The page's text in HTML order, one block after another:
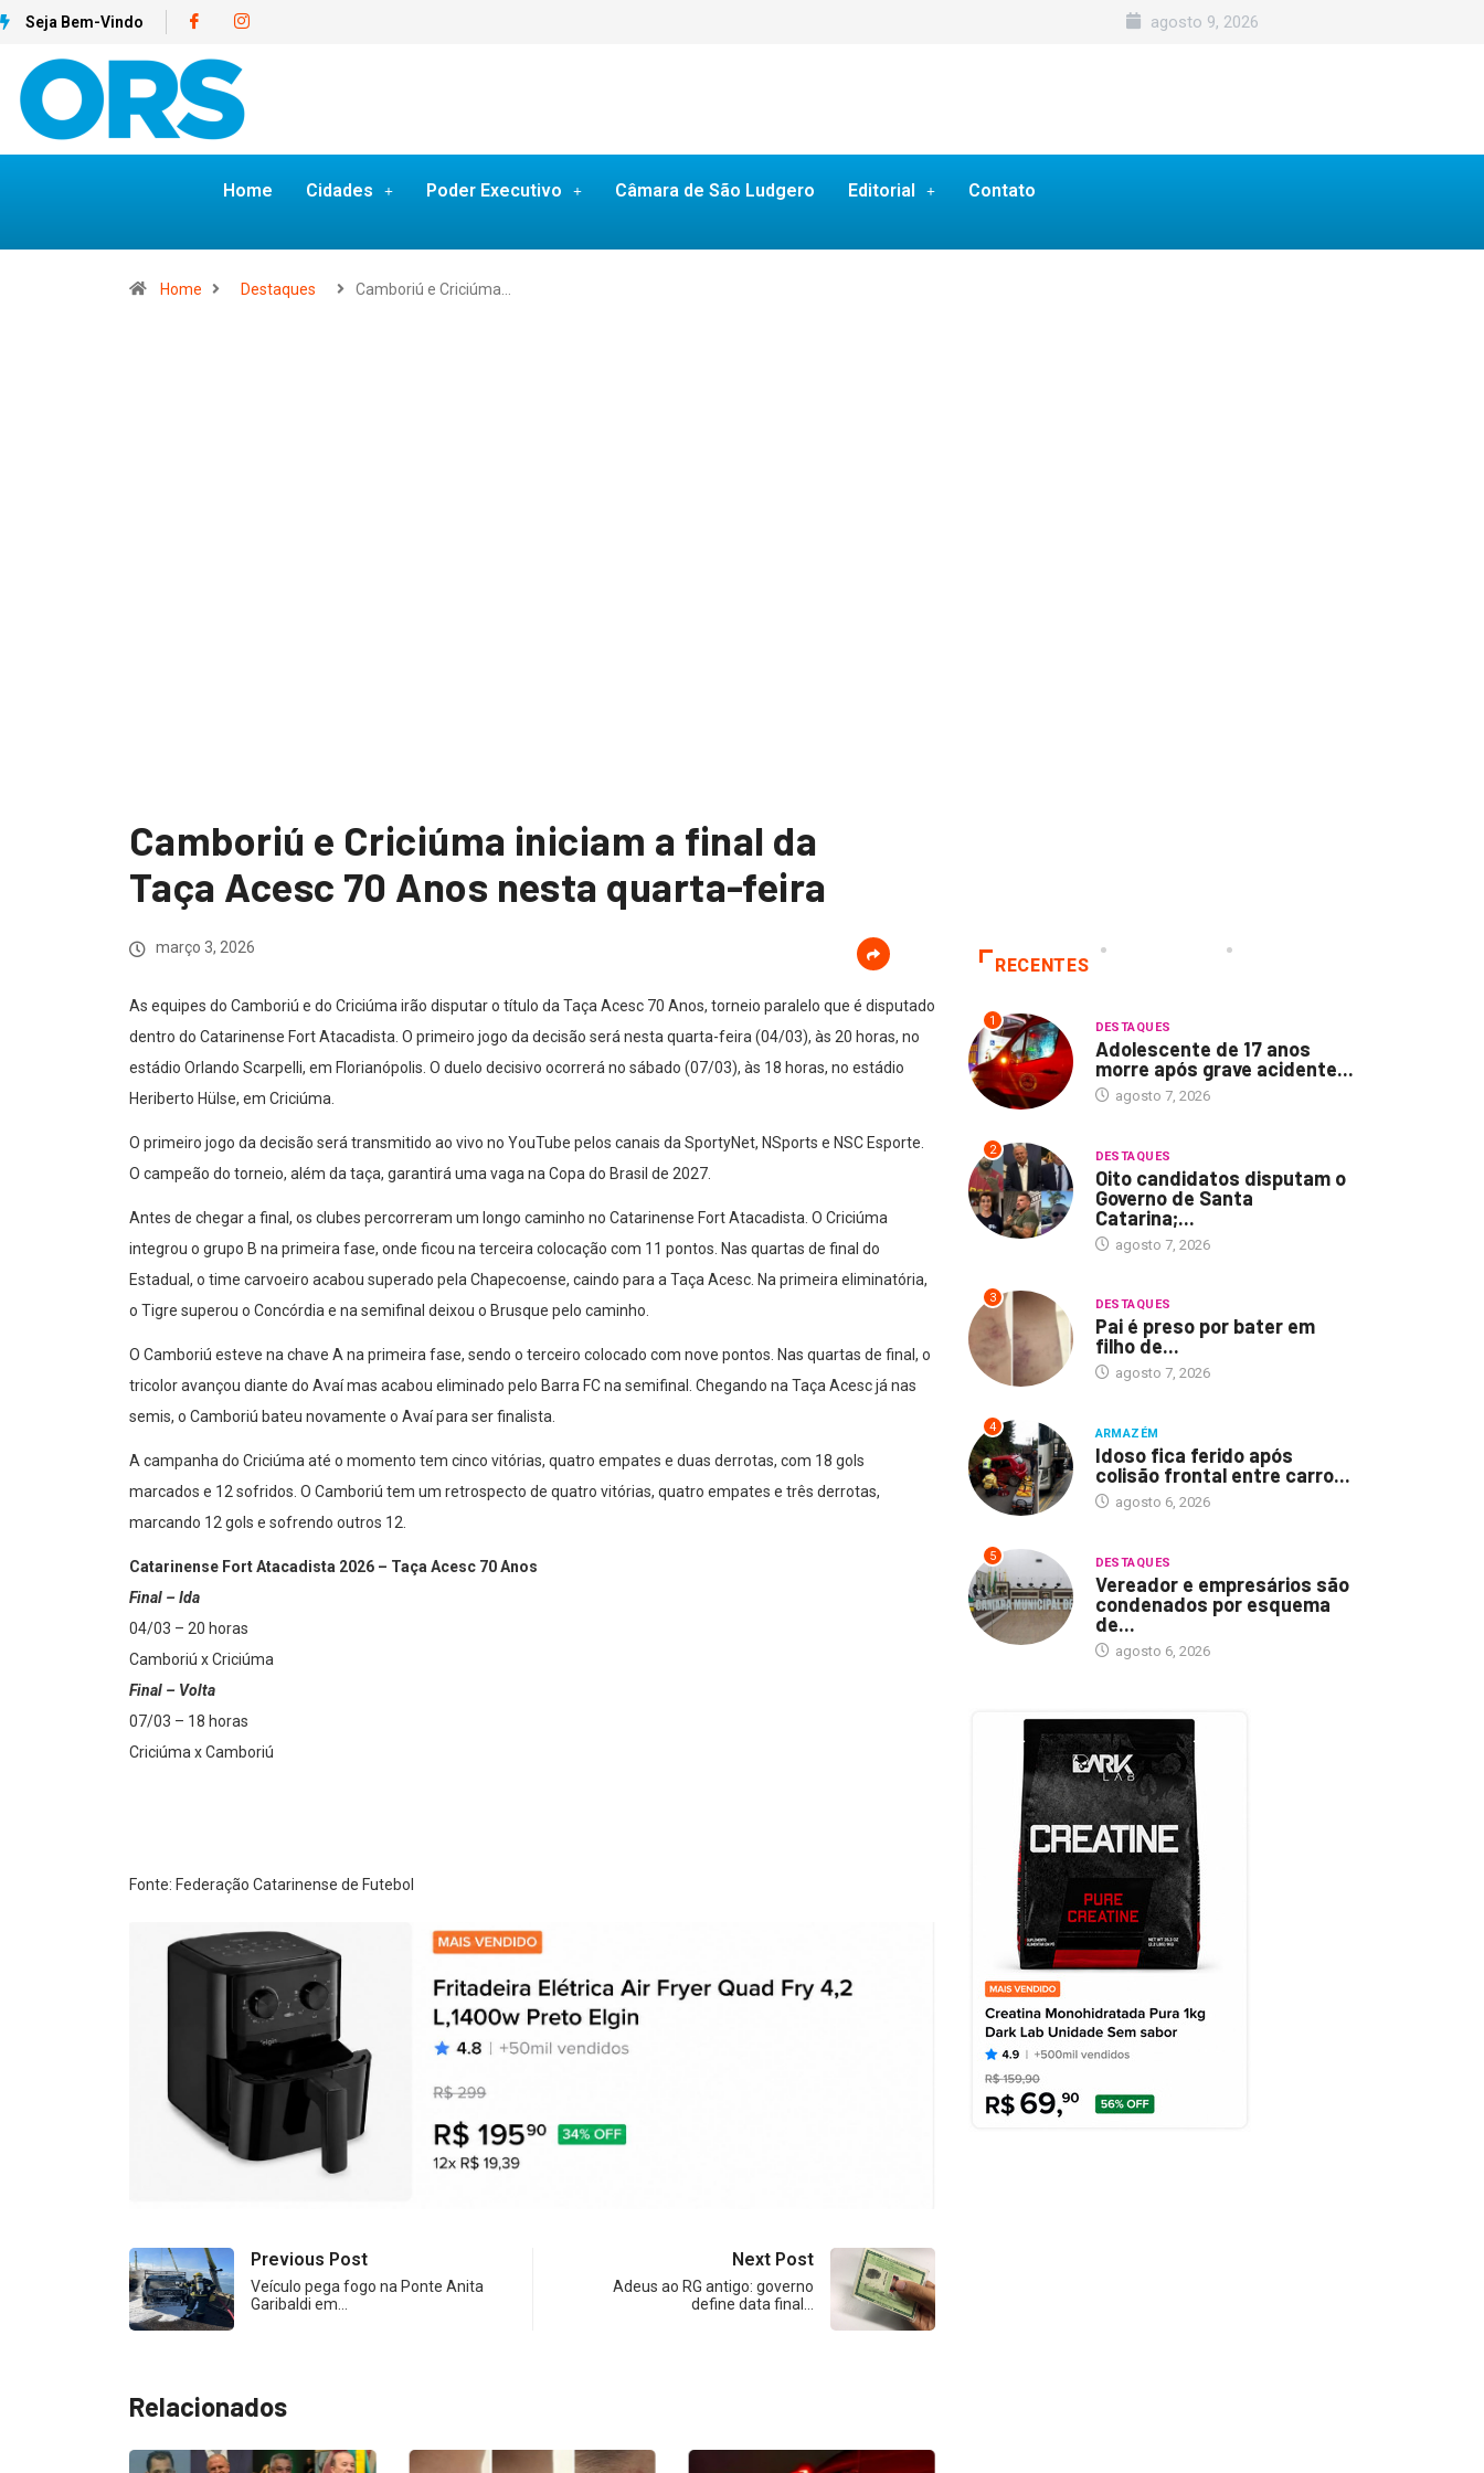
Seja Bem-Vindo agosto 9, 2026
Home Cidades Poder Executivo Câmara de São Ludgero Editorial Contato
Home Destaques Camboriú e Criciúma…
Camboriú e Criciúma iniciam a final da
Taça Acesc 70 Anos nesta quarta-feira
março 3, 2026
As equipes do Camboriú e do Criciúma irão disputar o título da Taça Acesc 70 Anos, torneio paralelo que é disputado
dentro do Catarinense Fort Atacadista. O primeiro jogo da decisão será nesta quarta-feira (04/03), às 20 horas, no
estádio Orlando Scarpelli, em Florianópolis. O duelo decisivo ocorrerá no sábado (07/03), às 18 horas, no estádio
Heriberto Hülse, em Criciúma.
O primeiro jogo da decisão será transmitido ao vivo no YouTube pelos canais da SportyNet, NSports e NSC Esporte.
O campeão do torneio, além da taça, garantirá uma vaga na Copa do Brasil de 2027.
Antes de chegar a final, os clubes percorreram um longo caminho no Catarinense Fort Atacadista. O Criciúma
integrou o grupo B na primeira fase, onde ficou na terceira colocação com 11 pontos. Nas quartas de final do
Estadual, o time carvoeiro acabou superado pela Chapecoense, caindo para a Taça Acesc. Na primeira eliminatória,
o Tigre superou o Concórdia e na semifinal deixou o Brusque pelo caminho.
O Camboriú esteve na chave A na primeira fase, sendo o terceiro colocado com nove pontos. Nas quartas de final, o
tricolor avançou diante do Avaí mas acabou eliminado pelo Barra FC na semifinal. Chegando na Taça Acesc já nas
semis, o Camboriú bateu novamente o Avaí para ser finalista.
A campanha do Criciúma até o momento tem cinco vitórias, quatro empates e duas derrotas, com 18 gols
marcados e 12 sofridos. O Camboriú tem um retrospecto de quatro vitórias, quatro empates e três derrotas,
marcando 12 gols e sofrendo outros 12.
Catarinense Fort Atacadista 2026 – Taça Acesc 70 Anos
Final – Ida
04/03 – 20 horas
Camboriú x Criciúma
Final – Volta
07/03 – 18 horas
Criciúma x Camboriú
Fonte: Federação Catarinense de Futebol
Previous Post
Veículo pega fogo na Ponte Anita
Garibaldi em…
Next Post
Adeus ao RG antigo: governo
define data final…
Relacionados
RECENTES
1 DESTAQUES
Adolescente de 17 anos
morre após grave acidente...
agosto 7, 2026
2 DESTAQUES
Oito candidatos disputam o
Governo de Santa
Catarina;...
agosto 7, 2026
3 DESTAQUES
Pai é preso por bater em
filho de...
agosto 7, 2026
4 ARMAZÉM
Idoso fica ferido após
colisão frontal entre carro...
agosto 6, 2026
5 DESTAQUES
Vereador e empresários são
condenados por esquema
de...
agosto 6, 2026